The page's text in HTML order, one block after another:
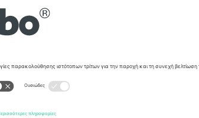
West, bul Totleben 53-55, 1606 Sofia, Bulgaria
360, Roma Norte, Cuauhtémoc, 06700 Ciudad de
εκδήλωσης, στο αποτύπωμα και στους όρους.,